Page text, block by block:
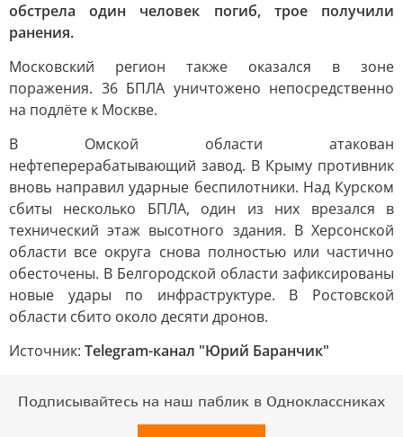
обстрела один человек погиб, трое получили
ранения.
Московский регион также оказался в зоне
поражения. 36 БПЛА уничтожено непосредственно
на подлёте к Москве.
В Омской области атакован
нефтеперерабатывающий завод. В Крыму противник
вновь направил ударные беспилотники. Над Курском
сбиты несколько БПЛА, один из них врезался в
технический этаж высотного здания. В Херсонской
области все округа снова полностью или частично
обесточены. В Белгородской области зафиксированы
новые удары по инфраструктуре. В Ростовской
области сбито около десяти дронов.
Источник: Telegram-канал "Юрий Баранчик"
Подписывайтесь на наш паблик в Одноклассниках